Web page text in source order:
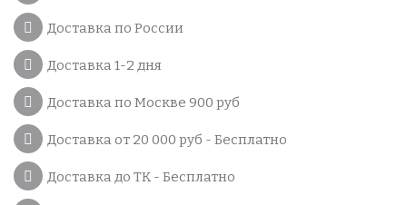
Доставка по России
Доставка 1-2 дня
Доставка по Москве 900 руб
Доставка от 20 000 руб - Бесплатно
Доставка до ТК - Бесплатно